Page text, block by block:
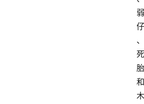
弱
仔
、
死
胎
和
木